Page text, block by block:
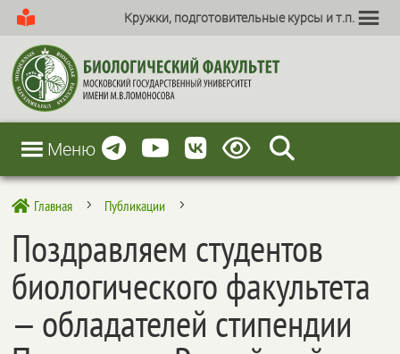
Кружки, подготовительные курсы и т.п.
Меню
 Главная 5 Публикации 5
Поздравляем студентов
биологического факультета
— обладателей стипендии